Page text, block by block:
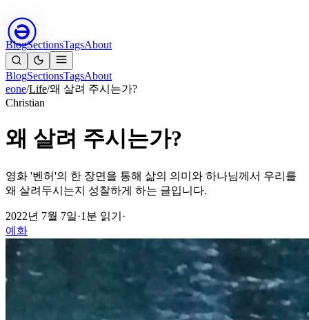
BlogSectionsTagsAbout
BlogSectionsTagsAbout
eone/Life/왜 살려 주시는가?
Christian
왜 살려 주시는가?
영화 '벤허'의 한 장면을 통해 삶의 의미와 하나님께서 우리를
왜 살려두시는지 성찰하게 하는 글입니다.
2022년 7월 7일·1분 읽기 ·
예화